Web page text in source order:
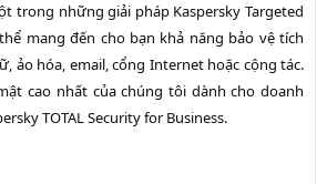
trong những giải pháp Kaspersky Targeted
mang đến cho bạn khả năng bảo vệ tích
ảo hóa, email, cổng Internet hoặc cộng tác.
cao nhất của chúng tôi dành cho doanh
TOTAL Security for Business.